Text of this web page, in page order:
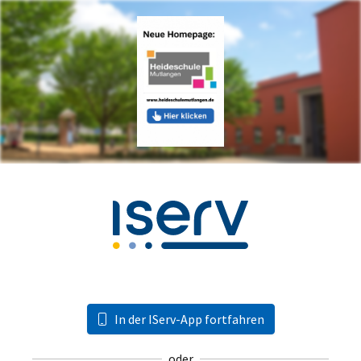
In der IServ-App fortfahren